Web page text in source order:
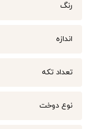
رنگ
اندازه
تعداد تکه
نوع دوخت